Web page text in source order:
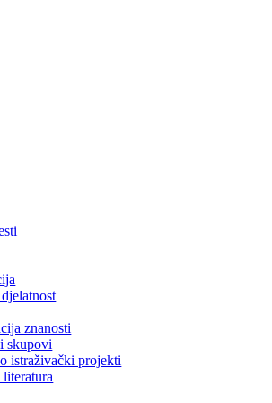
znanosti
skupovi
istraživački projekti